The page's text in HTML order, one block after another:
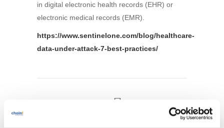
in digital electronic health records (EHR) or
electronic medical records (EMR).
https://www.sentinelone.com/blog/healthcare-
data-under-attack-7-best-practices/